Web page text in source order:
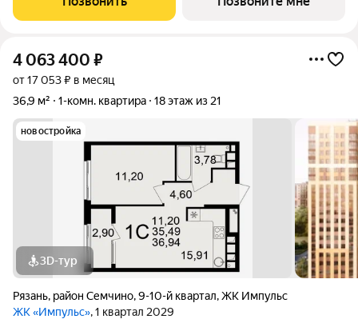
проемов, ниш прохождения стояков
4 063 400 ₽
от 17 053 ₽ в месяц
36,9 м²
1-комн. квартира 18 этаж из 21
новостройка
3D-тур
Рязань, район Семчино,9-10-й квартал,ЖК Импульс
ЖК «Импульс», 1 квартал 2029